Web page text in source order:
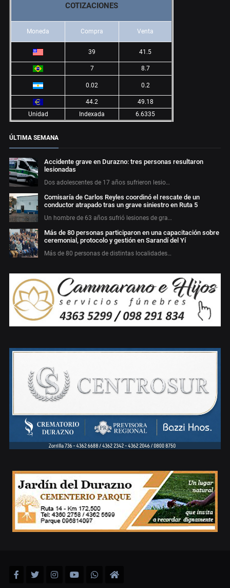
COTIZACIONES
Moneda Compra Venta
39 41.5
7 8.7
0.02 0.2
44.2
49.18
Unidad
Indexada 6.6335
ÚLTIMA SEMANA
Accidente grave en Durazno: tres personas resultaron
lesionadas
Dos adolescentes de 17 años sufrieron lesio…
Comisaría de Carlos Reyles coordinó el rescate de un
conductor atrapado tras un grave siniestro en Ruta 5
Un hombre de 63 años sufrió lesiones de gra…
Más de 80 personas participaron en una capacitación sobre
ceremonial, protocolo y gestión en Sarandí del Yí
Más de 80 personas de distintas localidades…